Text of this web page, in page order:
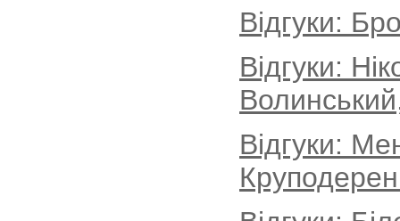
Відгуки:
Відгуки:
Відгуки: